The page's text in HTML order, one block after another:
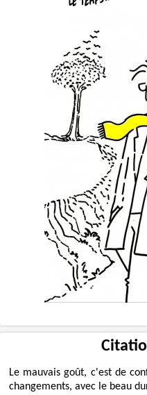
Le mauvais goût, c'est de
changements, avec le beau